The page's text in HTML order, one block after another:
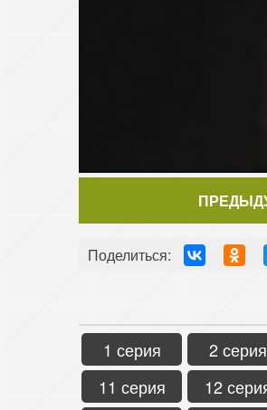
Поделиться:
1 серия 2 серия
11 серия
12